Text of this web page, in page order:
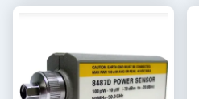
de 100 kHz à 3 GHz